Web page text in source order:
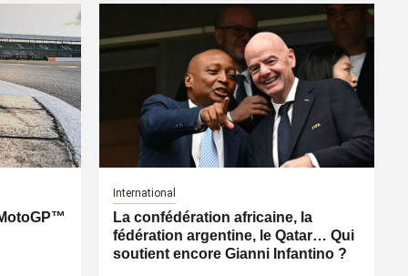
International
La confédération africaine, la
fédération argentine, le Qatar… Qui
soutient encore Gianni Infantino ?